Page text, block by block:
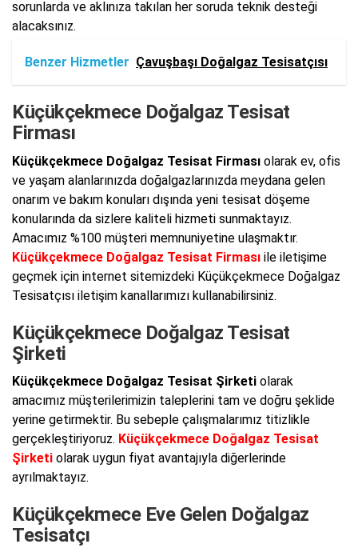
sorunlarda ve aklınıza takılan her soruda teknik desteği
alacaksınız.
Benzer Hizmetler Çavuşbaşı Doğalgaz Tesisatçısı
Küçükçekmece Doğalgaz Tesisat
Firması
Küçükçekmece Doğalgaz Tesisat Firması olarak ev, ofis
ve yaşam alanlarınızda doğalgazlarınızda meydana gelen
onarım ve bakım konuları dışında yeni tesisat döşeme
konularında da sizlere kaliteli hizmeti sunmaktayız.
Amacımız %100 müşteri memnuniyetine ulaşmaktır.
Küçükçekmece Doğalgaz Tesisat Firması ile iletişime
geçmek için internet sitemizdeki Küçükçekmece Doğalgaz
Tesisatçısı iletişim kanallarımızı kullanabilirsiniz.
Küçükçekmece Doğalgaz Tesisat
Şirketi
Küçükçekmece Doğalgaz Tesisat Şirketi olarak
amacımız müşterilerimizin taleplerini tam ve doğru şeklide
yerine getirmektir. Bu sebeple çalışmalarımız titizlikle
gerçekleştiriyoruz. Küçükçekmece Doğalgaz Tesisat
Şirketi olarak uygun fiyat avantajıyla diğerlerinde
ayrılmaktayız.
Küçükçekmece Eve Gelen Doğalgaz
Tesisatçı